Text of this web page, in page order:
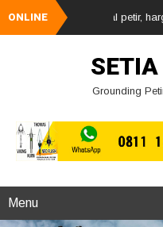
ONLINEpenangkal petir, harga
SETIA
Grounding
Menu